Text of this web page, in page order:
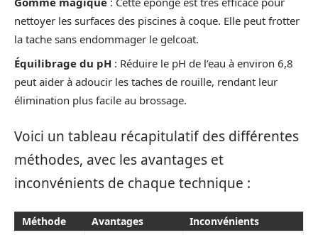
nettoyer les surfaces des piscines à coque. Elle peut frotter
la tache sans endommager le gelcoat.
Équilibrage du pH : Réduire le pH de l’eau à environ 6,8
peut aider à adoucir les taches de rouille, rendant leur
élimination plus facile au brossage.
Voici un tableau récapitulatif des différentes
méthodes, avec les avantages et
inconvénients de chaque technique :
Méthode Avantages Inconvénients